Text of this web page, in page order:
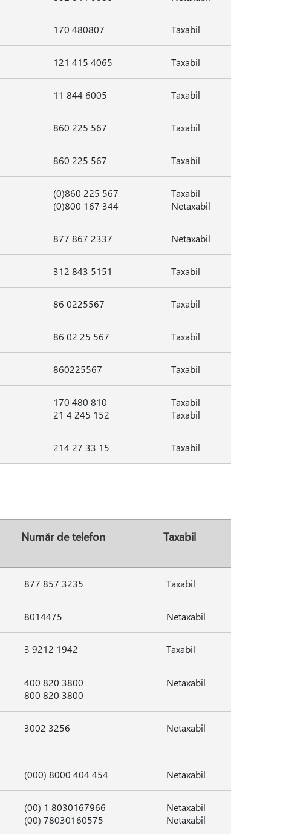
170 480807 Taxabil
121 415 4065 Taxabil
11 844 6005 Taxabil
860 225 567 Taxabil
860 225 567 Taxabil
(0)860 225 567
(0)800 167 344
Taxabil
Netaxabil
877 867 2337 Netaxabil
312 843 5151 Taxabil
86 0225567 Taxabil
86 02 25 567 Taxabil
860225567 Taxabil
170 480 810
21 4 245 152
Taxabil
Taxabil
214 27 33 15 Taxabil
Număr de telefon Taxabil
877 857 3235 Taxabil
8014475 Netaxabil
3 9212 1942 Taxabil
400 820 3800
800 820 3800
Netaxabil
3002 3256 Netaxabil
(000) 8000 404 454 Netaxabil
(00) 1 8030167966
(00) 78030160575
Netaxabil
Netaxabil